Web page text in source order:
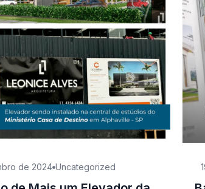
de 2024 Uncategorized